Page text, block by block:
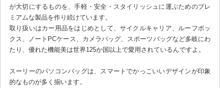
が大切にするものを、手軽・安全・スタイリッシュに運ぶためのプレ
ミアムな製品を作り続けています。
取り扱いはカー用品をはじめとして、サイクルキャリア、ルーフボッ
クス、ノートPCケース、カメラバッグ、スポーツバッグなど多岐にわ
たり、優れた機能美は世界125か国以上で愛用されているんですよ。
スーリーのパソコンバッグは、スマートでかっこいいデザインが印象
的なものが多く揃います。